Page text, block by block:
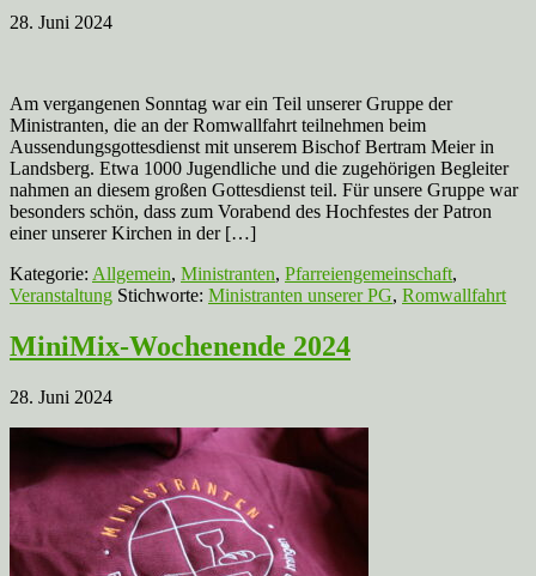
28. Juni 2024
Am vergangenen Sonntag war ein Teil unserer Gruppe der
Ministranten, die an der Romwallfahrt teilnehmen beim
Aussendungsgottesdienst mit unserem Bischof Bertram Meier in
Landsberg. Etwa 1000 Jugendliche und die zugehörigen Begleiter
nahmen an diesem großen Gottesdienst teil. Für unsere Gruppe war
besonders schön, dass zum Vorabend des Hochfestes der Patron
einer unserer Kirchen in der […]
Kategorie: Allgemein, Ministranten, Pfarreiengemeinschaft,
Veranstaltung Stichworte: Ministranten unserer PG, Romwallfahrt
MiniMix-Wochenende 2024
28. Juni 2024